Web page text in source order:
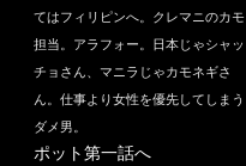
てはフィリピンへ。クレマニのカモ
担当。アラフォー。日本じゃシャッ
チョさん、マニラじゃカモネギさ
ん。仕事より女性を優先してしまう
ダメ男。
ポット第一話へ